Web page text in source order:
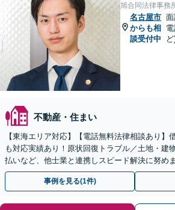
旭合同法律事務
名古屋市
からも相
談受付中
面
不動産・住まい
【東海エリア対応】【電話無料法律相談あり】
も対応実績あり！原状回復トラブル／土地・建
払いなど、他士業と連携しスピード解決に努め
応】【オンライン面談可】【完全個室】
事例を見る(1件)